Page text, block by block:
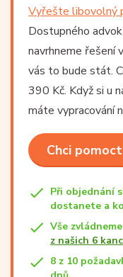
Vyřešte libovolný
Dostupného
navrhneme řešení
vás to bude stát.
390 Kč. Když si u
máte vypracování
Chci pomoct
Při objednání
dostanete a
Vše
z našich 6
8 z 10